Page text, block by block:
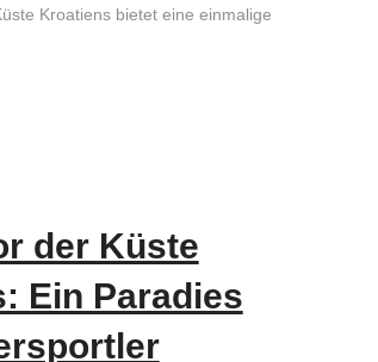
Kroatiens bietet eine einmalige
der Küste
Ein Paradies